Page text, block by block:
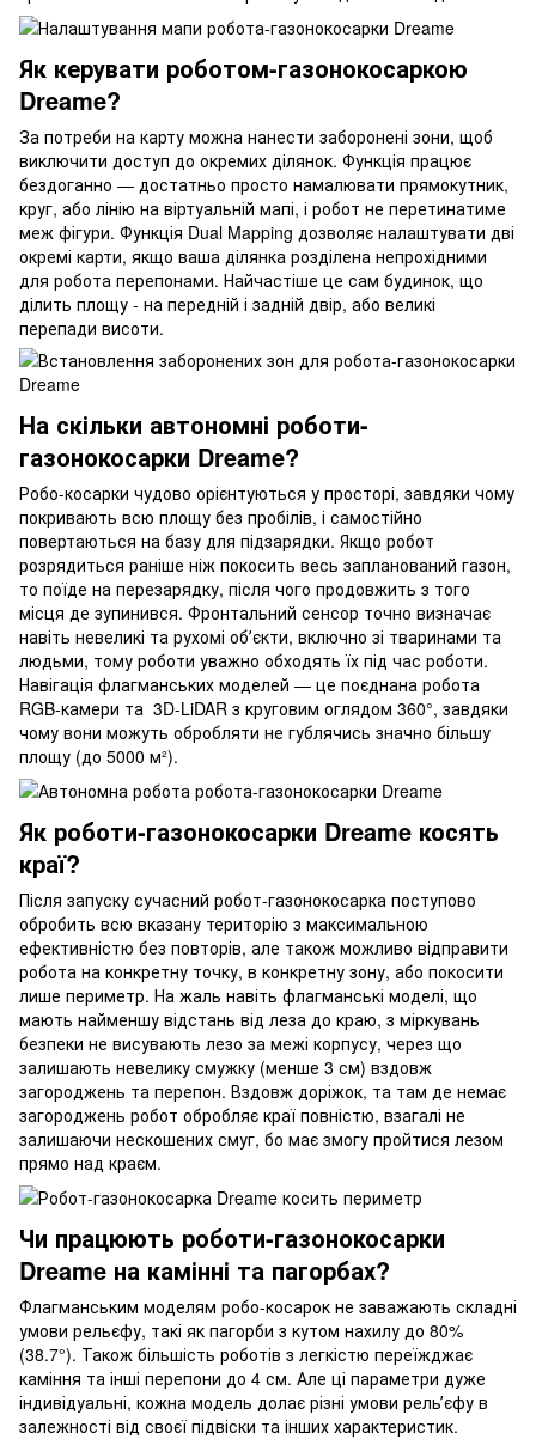
Як керувати роботом-газонокосаркою
Dreame?
За потреби на карту можна нанести заборонені зони, щоб
виключити доступ до окремих ділянок. Функція працює
бездоганно — достатньо просто намалювати прямокутник,
круг, або лінію на віртуальній мапі, і робот не перетинатиме
меж фігури. Функція Dual Mapping дозволяє налаштувати дві
окремі карти, якщо ваша ділянка розділена непрохідними
для робота перепонами. Найчастіше це сам будинок, що
ділить площу - на передній і задній двір, або великі
перепади висоти.
На скільки автономні роботи-
газонокосарки Dreame?
Робо-косарки чудово орієнтуються у просторі, завдяки чому
покривають всю площу без пробілів, і самостійно
повертаються на базу для підзарядки. Якщо робот
розрядиться раніше ніж покосить весь запланований газон,
то поїде на перезарядку, після чого продовжить з того
місця де зупинився. Фронтальний сенсор точно визначає
навіть невеликі та рухомі обʼєкти, включно зі тваринами та
людьми, тому роботи уважно обходять їх під час роботи.
Навігація флагманських моделей — це поєднана робота
RGB-камери та 3D-LiDAR з круговим оглядом 360°, завдяки
чому вони можуть обробляти не гублячись значно більшу
площу (до 5000 м²).
Як роботи-газонокосарки Dreame косять
краї?
Після запуску сучасний робот-газонокосарка поступово
обробить всю вказану територію з максимальною
ефективністю без повторів, але також можливо відправити
робота на конкретну точку, в конкретну зону, або покосити
лише периметр. На жаль навіть флагманські моделі, що
мають найменшу відстань від леза до краю, з міркувань
безпеки не висувають лезо за межі корпусу, через що
залишають невелику смужку (менше 3 см) вздовж
загороджень та перепон. Вздовж доріжок, та там де немає
загороджень робот обробляє краї повністю, взагалі не
залишаючи нескошених смуг, бо має змогу пройтися лезом
прямо над краєм.
Чи працюють роботи-газонокосарки
Dreame на камінні та пагорбах?
Флагманським моделям робо-косарок не заважають складні
умови рельєфу, такі як пагорби з кутом нахилу до 80%
(38.7°). Також більшість роботів з легкістю переїжджає
каміння та інші перепони до 4 см. Але ці параметри дуже
індивідуальні, кожна модель долає різні умови рельʼєфу в
залежності від своєї підвіски та інших характеристик.